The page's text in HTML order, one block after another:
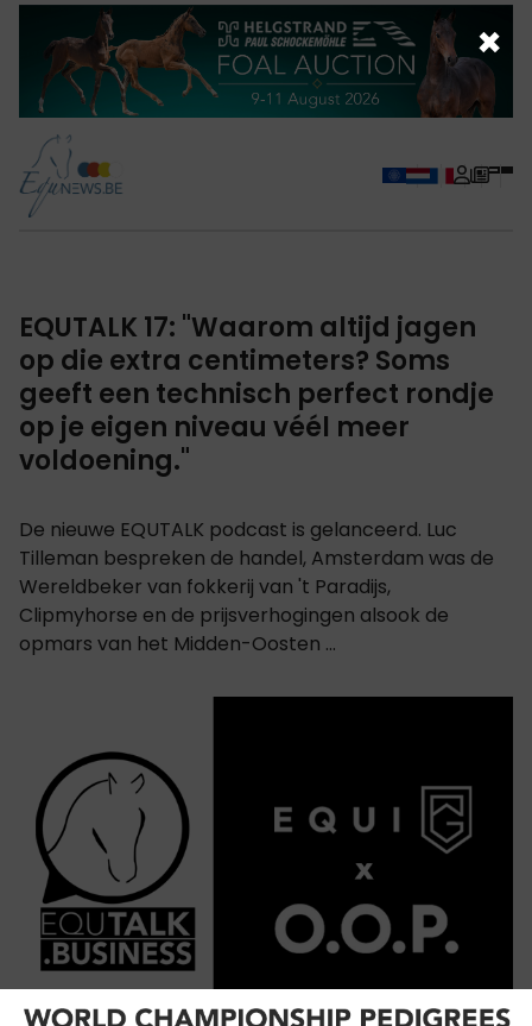
EQUTALK 17: "Waarom altijd jagen
op die extra centimeters? Soms
geeft een technisch perfect rondje
op je eigen niveau véél meer
voldoening."
De nieuwe EQUTALK podcast is gelanceerd. Luc
Tilleman bespreken de handel, Amsterdam was de
Wereldbeker van fokkerij van 't Paradijs,
Clipmyhorse en de prijsverhogingen alsook de
opmars van het Midden-Oosten ...
×